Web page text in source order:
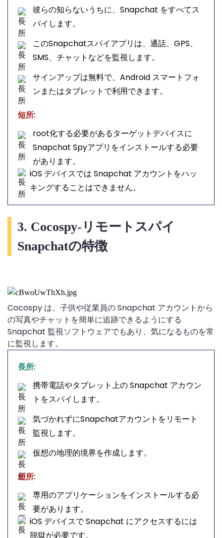
彼らの知らないうちに、Snapchat をすべてス
パイします。
このSnapchatスパイアプリは、通話、GPS、
SMS、チャットなどを監視します。
サインアップは無料で、Android スマートフォ
ンまたはタブレットで利用できます。
短所:
root化する必要があるターゲットデバイスに
Snapchat Spyアプリをインストールする必要
があります。
iOS デバイスでは Snapchat アカウントをハッ
キングすることはできません。
3. Cocospy-リモートスパイ
Snapchatの特徴
Cocospy は、子供や従業員の Snapchat アカウントから
の写真やチャットを簡単に追跡できるようにする
Snapchat 監視ソフトウェアでもあり、気になるものを常
に監視します。
長所:
携帯電話やタブレット上の Snapchat アカウン
トをスパイします。
気づかれずにSnapchatアカウントをリモート
監視します。
仮想の地理的境界を作成します。
短所:
専用のアプリケーションをインストールする必
要があります。
iOS デバイスで Snapchat にアクセスするには
脱獄が必要です。